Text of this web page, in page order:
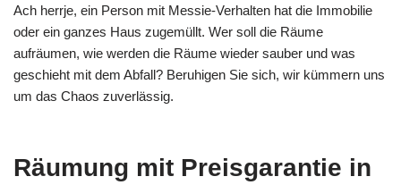
Ach herrje, ein Person mit Messie-Verhalten hat die Immobilie
oder ein ganzes Haus zugemüllt. Wer soll die Räume
aufräumen, wie werden die Räume wieder sauber und was
geschieht mit dem Abfall? Beruhigen Sie sich, wir kümmern uns
um das Chaos zuverlässig.
Räumung mit Preisgarantie in